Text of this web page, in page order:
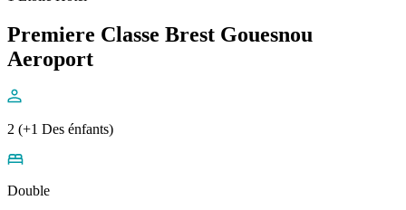
Premiere Classe Brest Gouesnou
Aeroport
2 (+1 Des énfants)
Double